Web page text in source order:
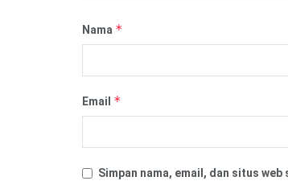
Nama *
Email *
Simpan nama, email, dan situs